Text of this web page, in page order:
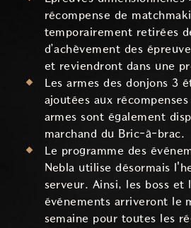
récompense de
temporairement retirées
d’achèvement des
et reviendront dans une
Les armes des donjons 3
ajoutées aux
armes sont également
marchand du Bric-à-brac.
Le programme des
Nebla utilise désormais
serveur. Ainsi, les boss et
événements arriveront le
semaine pour toutes les